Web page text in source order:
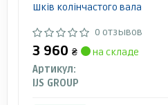
Шків колінчастого вала
0 отзывов
3 960 ₴
на складе
Артикул:
IJS GROUP